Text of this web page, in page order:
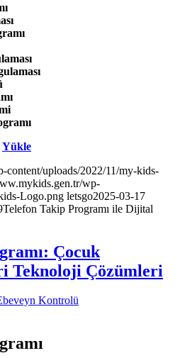
Yükle
uploads/2022/11/my-kids-
wp-
Logo.png letsgo2025-03-17
Telefon Takip Programı ile Dijital
Çocuk
Teknoloji Çözümleri
Kontrolü